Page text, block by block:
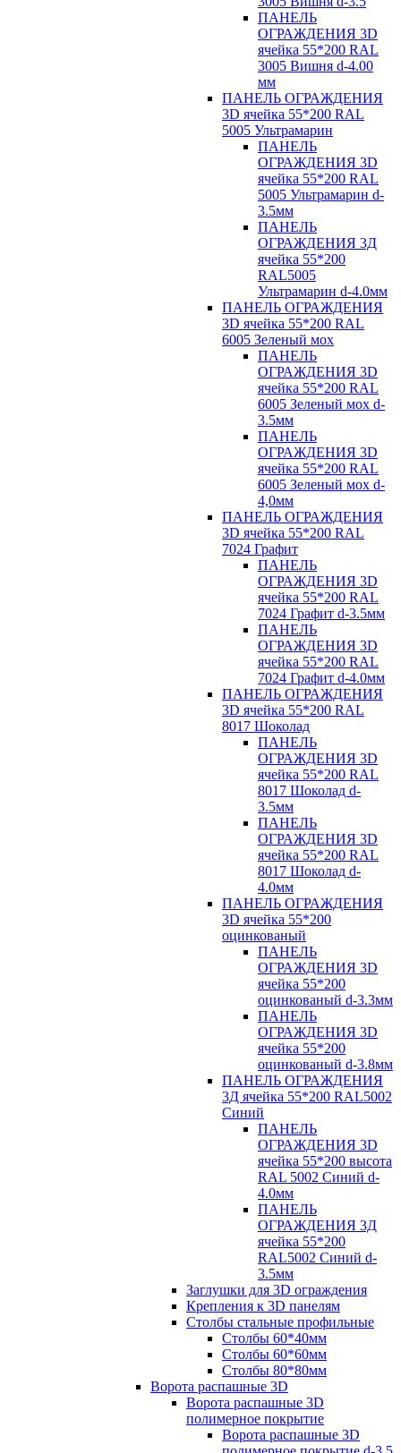
ПАНЕЛЬ
ОГРАЖДЕНИЯ 3D
ячейка 55*200 RAL
3005 Вишня d-4.00
мм
ПАНЕЛЬ ОГРАЖДЕНИЯ
3D ячейка 55*200 RAL
5005 Ультрамарин
ПАНЕЛЬ
ОГРАЖДЕНИЯ 3D
ячейка 55*200 RAL
5005 Ультрамарин d-
3.5мм
ПАНЕЛЬ
ОГРАЖДЕНИЯ 3Д
ячейка 55*200
RAL5005
Ультрамарин d-4.0мм
ПАНЕЛЬ ОГРАЖДЕНИЯ
3D ячейка 55*200 RAL
6005 Зеленый мох
ПАНЕЛЬ
ОГРАЖДЕНИЯ 3D
ячейка 55*200 RAL
6005 Зеленый мох d-
3.5мм
ПАНЕЛЬ
ОГРАЖДЕНИЯ 3D
ячейка 55*200 RAL
6005 Зеленый мох d-
4,0мм
ПАНЕЛЬ ОГРАЖДЕНИЯ
3D ячейка 55*200 RAL
7024 Графит
ПАНЕЛЬ
ОГРАЖДЕНИЯ 3D
ячейка 55*200 RAL
7024 Графит d-3.5мм
ПАНЕЛЬ
ОГРАЖДЕНИЯ 3D
ячейка 55*200 RAL
7024 Графит d-4.0мм
ПАНЕЛЬ ОГРАЖДЕНИЯ
3D ячейка 55*200 RAL
8017 Шоколад
ПАНЕЛЬ
ОГРАЖДЕНИЯ 3D
ячейка 55*200 RAL
8017 Шоколад d-
3.5мм
ПАНЕЛЬ
ОГРАЖДЕНИЯ 3D
ячейка 55*200 RAL
8017 Шоколад d-
4.0мм
ПАНЕЛЬ ОГРАЖДЕНИЯ
3D ячейка 55*200
оцинкованый
ПАНЕЛЬ
ОГРАЖДЕНИЯ 3D
ячейка 55*200
оцинкованый d-3.3мм
ПАНЕЛЬ
ОГРАЖДЕНИЯ 3D
ячейка 55*200
оцинкованый d-3.8мм
ПАНЕЛЬ ОГРАЖДЕНИЯ
3Д ячейка 55*200 RAL5002
Синий
ПАНЕЛЬ
ОГРАЖДЕНИЯ 3D
ячейка 55*200 высота
RAL 5002 Синий d-
4.0мм
ПАНЕЛЬ
ОГРАЖДЕНИЯ 3Д
ячейка 55*200
RAL5002 Синий d-
3.5мм
Заглушки для 3D ограждения
Крепления к 3D панелям
Столбы стальные профильные
Столбы 60*40мм
Столбы 60*60мм
Столбы 80*80мм
Ворота распашные 3D
Ворота распашные 3D
полимерное покрытие
Ворота распашные 3D